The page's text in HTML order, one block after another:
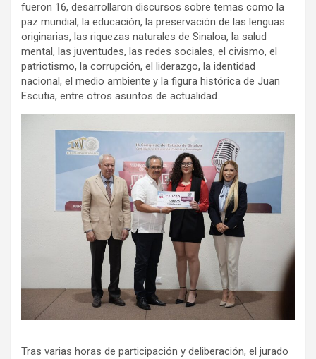
fueron 16, desarrollaron discursos sobre temas como la
paz mundial, la educación, la preservación de las lenguas
originarias, las riquezas naturales de Sinaloa, la salud
mental, las juventudes, las redes sociales, el civismo, el
patriotismo, la corrupción, el liderazgo, la identidad
nacional, el medio ambiente y la figura histórica de Juan
Escutia, entre otros asuntos de actualidad.
Tras varias horas de participación y deliberación, el jurado